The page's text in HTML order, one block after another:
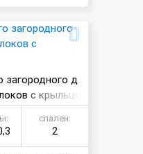
загородного д
с крыльцо
спален:
2